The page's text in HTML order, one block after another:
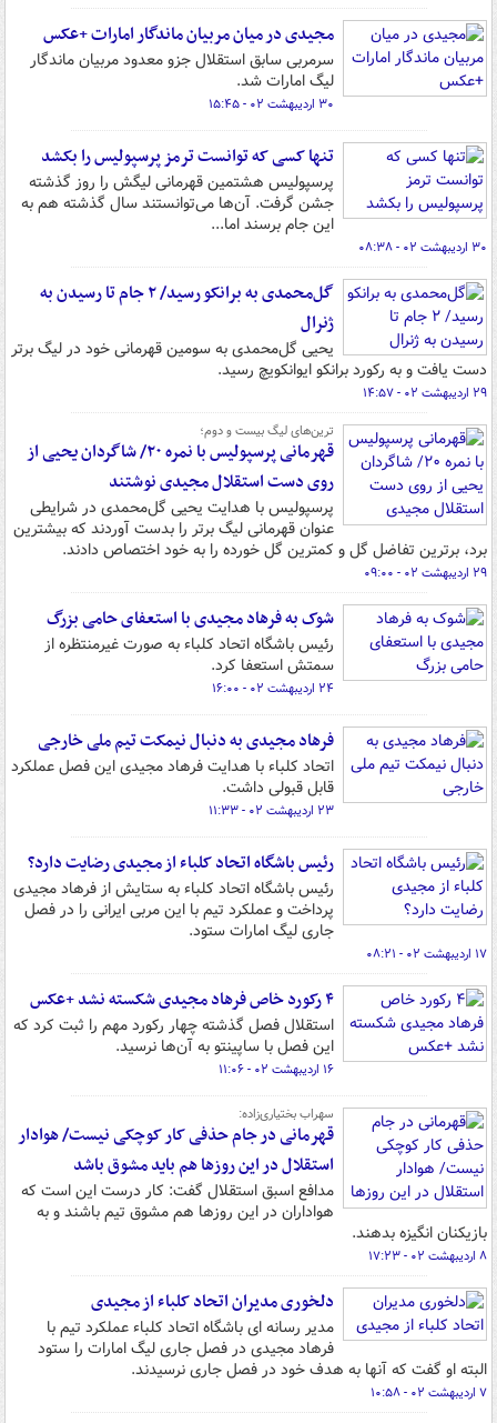
مجیدی در میان مربیان ماندگار امارات +عکس
سرمربی سابق استقلال جزو معدود مربیان ماندگار
لیگ امارات شد.
۳۰ اردیبهشت ۰۲ - ۱۵:۴۵
تنها کسی که توانست ترمز پرسپولیس را بکشد
پرسپولیس هشتمین قهرمانی لیگش را روز گذشته
جشن گرفت. آن‌ها می‌توانستند سال گذشته هم به
این جام برسند اما...
۳۰ اردیبهشت ۰۲ - ۰۸:۳۸
گل‌محمدی به برانکو رسید/ ۲ جام تا رسیدن به
ژنرال
یحیی گل‌محمدی به سومین قهرمانی خود در لیگ برتر
دست یافت و به رکورد برانکو ایوانکویچ رسید.
۲۹ اردیبهشت ۰۲ - ۱۴:۵۷
ترین‌های لیگ بیست و دوم؛
قهرمانی پرسپولیس با نمره ۲۰/ شاگردان یحیی از
روی دست استقلال مجیدی نوشتند
پرسپولیس با هدایت یحیی گل‌محمدی در شرایطی
عنوان قهرمانی لیگ برتر را بدست آوردند که بیشترین
برد، برترین تفاضل گل و کمترین گل خورده را به خود اختصاص دادند.
۲۹ اردیبهشت ۰۲ - ۰۹:۰۰
شوک به فرهاد مجیدی با استعفای حامی بزرگ
رئیس باشگاه اتحاد کلباء به صورت غیرمنتظره از
سمتش استعفا کرد.
۲۴ اردیبهشت ۰۲ - ۱۶:۰۰
فرهاد مجیدی به دنبال نیمکت تیم ملی خارجی
اتحاد کلباء با هدایت فرهاد مجیدی این فصل عملکرد
قابل قبولی داشت.
۲۳ اردیبهشت ۰۲ - ۱۱:۳۳
رئیس باشگاه اتحاد کلباء از مجیدی رضایت دارد؟
رئیس باشگاه اتحاد کلباء به ستایش از فرهاد مجیدی
پرداخت و عملکرد تیم با این مربی ایرانی را در فصل
جاری لیگ امارات ستود.
۱۷ اردیبهشت ۰۲ - ۰۸:۲۱
۴ رکورد خاص فرهاد مجیدی شکسته نشد +عکس
استقلال فصل گذشته چهار رکورد مهم را ثبت کرد که
این فصل با ساپینتو به آن‌ها نرسید.
۱۶ اردیبهشت ۰۲ - ۱۱:۰۶
سهراب بختیاری‌زاده:
قهرمانی در جام حذفی کار کوچکی نیست/ هوادار
استقلال در این روزها هم باید مشوق باشد
مدافع اسبق استقلال گفت: کار درست این است که
هواداران در این روزها هم مشوق تیم باشند و به
بازیکنان انگیزه بدهند.
۸ اردیبهشت ۰۲ - ۱۷:۲۳
دلخوری مدیران اتحاد کلباء از مجیدی
مدیر رسانه ای باشگاه اتحاد کلباء عملکرد تیم با
فرهاد مجیدی در فصل جاری لیگ امارات را ستود
البته او گفت که آنها به هدف خود در فصل جاری نرسیدند.
۷ اردیبهشت ۰۲ - ۱۰:۵۸